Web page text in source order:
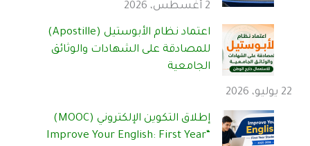
2 أغسطس، 2026
اعتماد نظام الأبوستيل (Apostille)
للمصادقة على الشهادات والوثائق
الجامعية
22 يوليو، 2026
إطلاق التكوين الإلكتروني (MOOC)
“Improve Your English: First Year